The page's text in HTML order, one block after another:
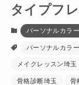
タイプフ
パーソナルカラ
パーソナルカラ
メイクレッスン埼玉
骨格診断埼玉 骨